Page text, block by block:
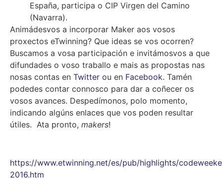
España, participa o CIP Virgen del Camino
(Navarra).
Animádesvos a incorporar Maker aos vosos
proxectos eTwinning? Que ideas se vos ocorren?
Buscamos a vosa participación e invitámosvos a que
difundades o voso traballo e mais as propostas nas
nosas contas en Twitter ou en Facebook. Tamén
podedes contar connosco para dar a coñecer os
vosos avances. Despedímonos, polo momento,
indicando algúns enlaces que vos poden resultar
útiles. Ata pronto, makers!
https://www.etwinning.net/es/pub/highlights/
2016.htm